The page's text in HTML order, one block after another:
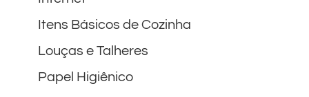
Itens Básicos de Cozinha
Louças e Talheres
Papel Higiênico